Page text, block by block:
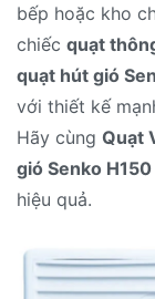
bếp hoặc kho
chiếc quạt
quạt hút gió
với thiết kế
Hãy cùng Quạt
gió Senko H150
hiệu quả.